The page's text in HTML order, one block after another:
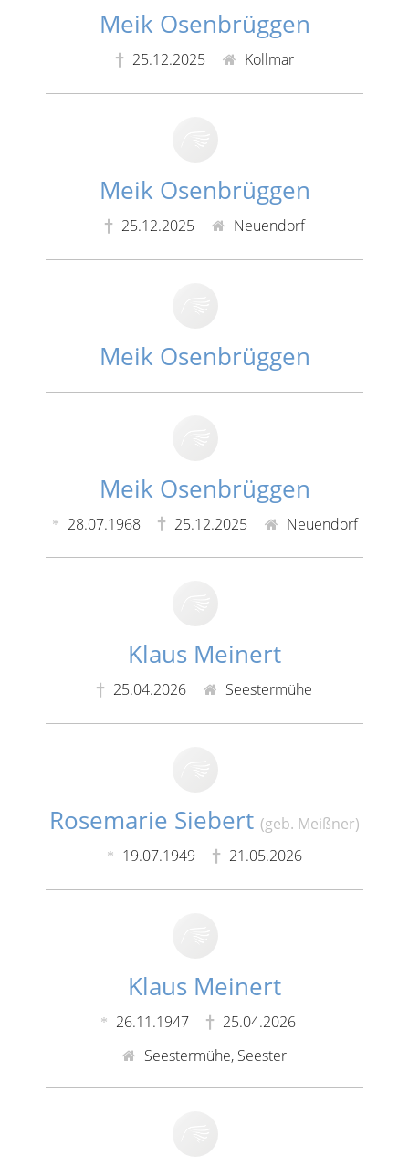
Meik Osenbrüggen
25.12.2025 Kollmar
Meik Osenbrüggen
25.12.2025 Neuendorf
Meik Osenbrüggen
Meik Osenbrüggen
28.07.1968 25.12.2025 Neuendorf
Klaus Meinert
25.04.2026 Seestermühe
Rosemarie Siebert (geb. Meißner)
19.07.1949
21.05.2026
Klaus Meinert
26.11.1947
25.04.2026
Seestermühe, Seester